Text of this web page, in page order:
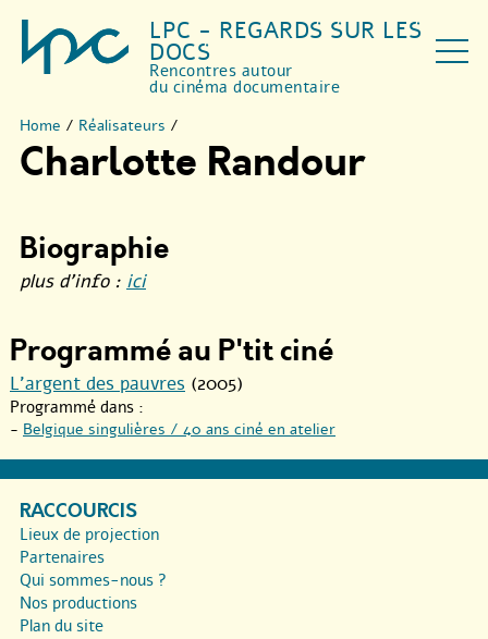
LPC - REGARDS SUR LES
DOCS
Rencontres autour
du cinéma documentaire
Home / Réalisateurs /
Charlotte Randour
Biographie
plus d’info : ici
Programmé au P'tit ciné
L’argent des pauvres (2005)
Programmé dans :
- Belgique singulières / 40 ans ciné en atelier
RACCOURCIS
Lieux de projection
Partenaires
Qui sommes-nous ?
Nos productions
Plan du site